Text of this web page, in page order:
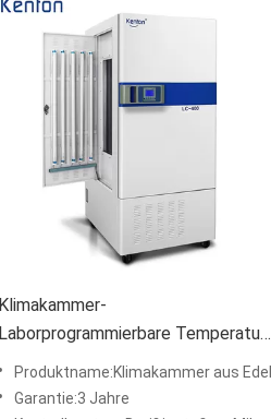
Klimakammer-
Laborprogrammierbare Temperatur-
Kammer des Edelstahl-SUS304
Produktname:Klimakammer aus Edelstahl
Garantie:3 Jahre